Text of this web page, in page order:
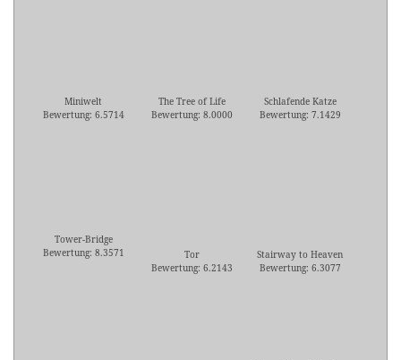
Miniwelt
Bewertung: 6.5714
The Tree of Life
Bewertung: 8.0000
Schlafende Katze
Bewertung: 7.1429
Tower-Bridge
Bewertung: 8.3571
Tor
Bewertung: 6.2143
Stairway to Heaven
Bewertung: 6.3077